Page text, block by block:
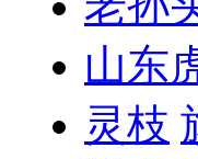
山东
灵枝